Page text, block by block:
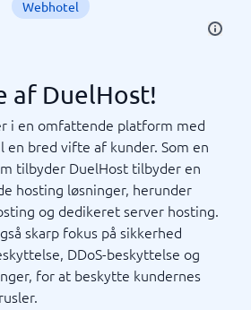
Webhotel
af DuelHost!
i en omfattende platform med
en bred vifte af kunder. Som en
tilbyder DuelHost tilbyder en
hosting løsninger, herunder
og dedikeret server hosting.
skarp fokus på sikkerhed
DDoS-beskyttelse og
for at beskytte kundernes